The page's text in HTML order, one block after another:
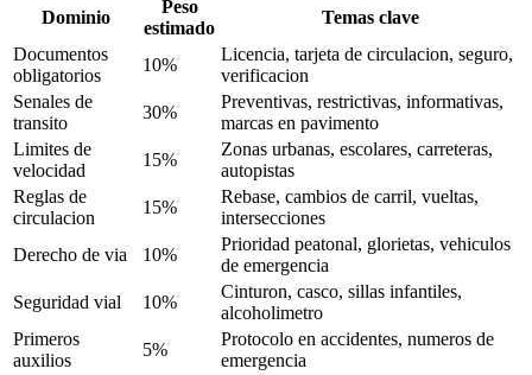
Dominio
Peso
estimado
Temas clave
Documentos
obligatorios
10%
Licencia, tarjeta de circulacion, seguro,
verificacion
Senales de
transito
30%
Preventivas, restrictivas, informativas,
marcas en pavimento
Limites de
velocidad
15%
Zonas urbanas, escolares, carreteras,
autopistas
Reglas de
circulacion
15%
Rebase, cambios de carril, vueltas,
intersecciones
Derecho de via
10%
Prioridad peatonal, glorietas, vehiculos
de emergencia
Seguridad vial
10%
Cinturon, casco, sillas infantiles,
alcoholimetro
Primeros
auxilios
5%
Protocolo en accidentes, numeros de
emergencia